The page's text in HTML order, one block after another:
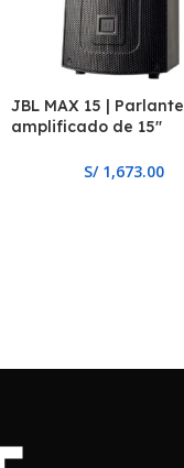
JBL MAX 15 | Parlante
amplificado de 15″
S/1,673.00